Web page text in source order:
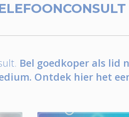
Bel goedkoper als lid
Ontdek hier het